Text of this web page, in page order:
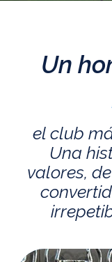
Un
el club
Una
valores,